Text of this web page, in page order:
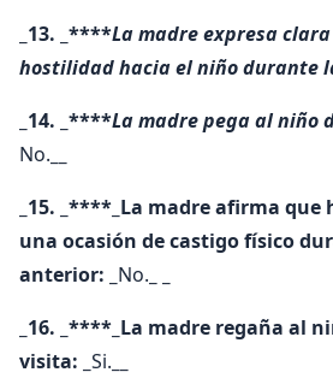
_13. _****La madre expresa
hostilidad hacia el niño durante
_14. _****La madre pega al niño
No.
_15. _****_La madre afirma que
una ocasión de castigo físico
anterior: _ No.
_16. _****_La madre regaña al
visita: _ Si.